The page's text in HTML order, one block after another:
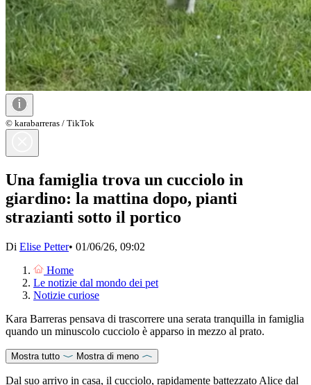
© karabarreras / TikTok
Una famiglia trova un cucciolo in
giardino: la mattina dopo, pianti
strazianti sotto il portico
Di Elise Petter• 01/06/26, 09:02
Home
Le notizie dal mondo dei pet
Notizie curiose
Kara Barreras pensava di trascorrere una serata tranquilla in famiglia
quando un minuscolo cucciolo è apparso in mezzo al prato.
Mostra tutto Mostra di meno
Dal suo arrivo in casa, il cucciolo, rapidamente battezzato Alice dal